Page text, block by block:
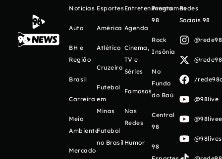
Notícias
Auto
BH e
Região
Brasil
Carreira
Meio
Ambiente
Mercado
Esportes
América
Atlético
Cruzeiro
Futebol
em
Minas
Futebol
no Brasil
Entretenimento
Agenda
Cinema,
TV e
Séries
Famosos
Nas
Redes
Humor
Programas
98
Rock
Insônia
No
Fundo
do Baú
Central
98
98
Redes
Sociais 98
/
@98live